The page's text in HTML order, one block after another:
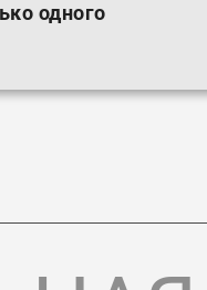
одного